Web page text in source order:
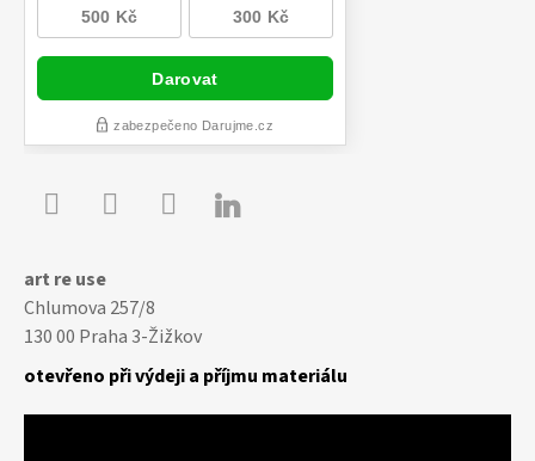

art re use
Chlumova 257/8
130 00 Praha 3-Žižkov
otevřeno při výdeji a příjmu materiálu